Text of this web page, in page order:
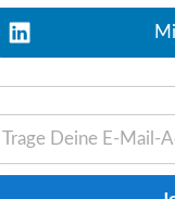
Labor GmbH ist
arbeiten wir e rfolgreich